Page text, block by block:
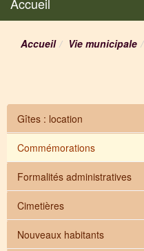
Accueil Vie municipale
Gîtes : location
Commémorations
Formalités administratives
Cimetières
Nouveaux habitants